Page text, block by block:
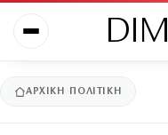
ΑΡΧΙΚΉ ΠΟΛΙΤΙΚΗ